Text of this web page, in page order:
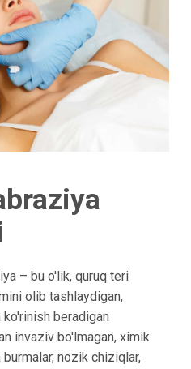
– bu o'lik, quruq teri
olib tashlaydigan,
beradigan
invaziv bo'lmagan, ximik
nozik chiziqlar,